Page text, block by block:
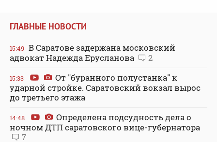
ГЛАВНЫЕ НОВОСТИ
15:49 В Саратове задержана московский
адвокат Надежда Ерусланова
2
15:33
От "буранного полустанка" к
ударной стройке. Саратовский вокзал вырос
до третьего этажа
14:48
Определена подсудность дела о
ночном ДТП саратовского вице-губернатора
7